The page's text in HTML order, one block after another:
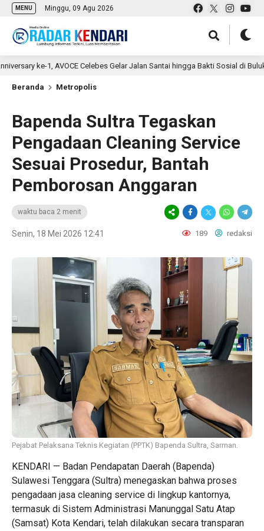
MENU Minggu, 09 Agu 2026
ke-1, AVOCE Celebes Gelar Jalan Santai hingga Bakti Sosial di Bulukumba
Beranda Metropolis
Bapenda Sultra Tegaskan
Pengadaan Cleaning Service
Sesuai Prosedur, Bantah
Pemborosan Anggaran
waktu baca 2 menit
Senin, 18 Mei 2026 12:41 189 redaksi
Pejabat Pelaksana Teknis Kegiatan (PPTK) Bapenda Sultra, Sarman.
KENDARI — Badan Pendapatan Daerah (Bapenda)
Sulawesi Tenggara (Sultra) menegaskan bahwa proses
pengadaan jasa cleaning service di lingkup kantornya,
termasuk di Sistem Administrasi Manunggal Satu Atap
(Samsat) Kota Kendari, telah dilakukan secara transparan